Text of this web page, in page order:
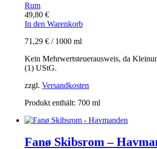
Rum
49,80 €
In den Warenkorb
71,29 € / 1000 ml
Kein Mehrwertsteuerausweis, da
(1) UStG.
zzgl. Versandkosten
Produkt enthält: 700 ml
Fanø Skibsrom –